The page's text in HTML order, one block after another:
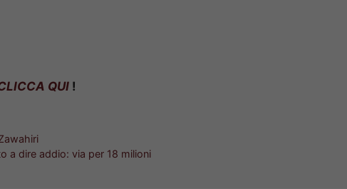
QUI !
a dire addio: via per 18 milioni